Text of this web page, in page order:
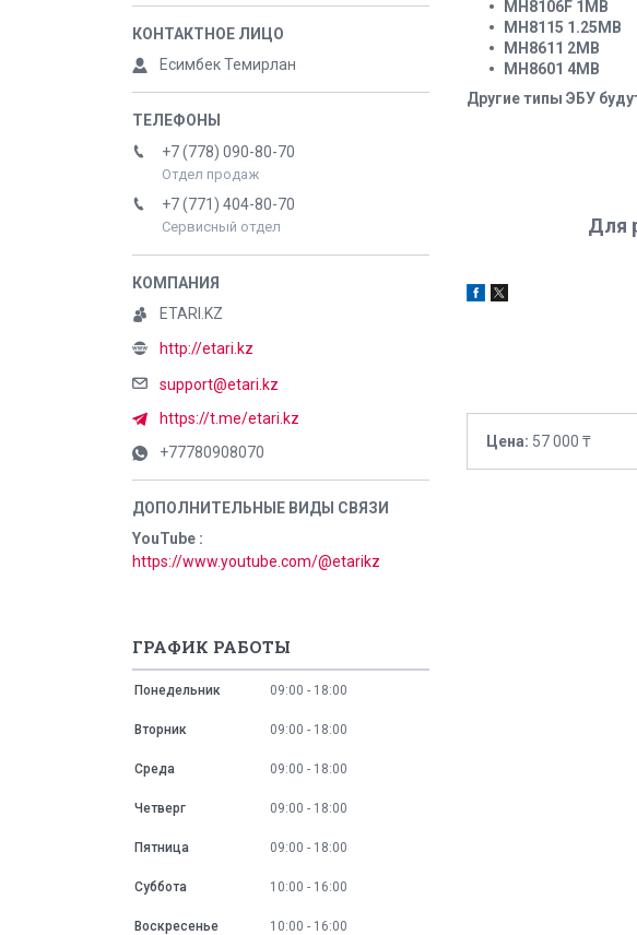
MH8106F 1MB
MH8115 1.25MB
MH8611 2MB
MH8601 4MB
Другие типы ЭБУ
Для
Цена: 57 000 ₸
Есимбек Темирлан
+7 (778) 090-80-70
Отдел продаж
+7 (771) 404-80-70
Сервисный отдел
ETARI.KZ
http://etari.kz
support@etari.kz
https://t.me/etari.kz
+77780908070
YouTube
https://www.youtube.com/@etarikz
ГРАФИК РАБОТЫ
Понедельник 09:00 18:00
Вторник 09:00 18:00
Среда 09:00 18:00
Четверг 09:00 18:00
Пятница 09:00 18:00
Суббота 10:00 16:00
Воскресенье 10:00 16:00